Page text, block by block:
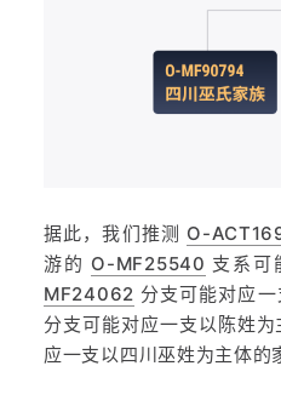
据此，我们推测 O-
游的 O-MF25540 支系可
MF24062 分支可能对应一
分支可能对应一支以陈姓为
应一支以四川巫姓为主体的